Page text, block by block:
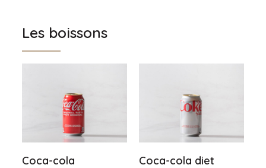
Les boissons
Coca-cola Coca-cola diet